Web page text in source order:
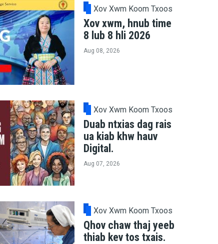
Xov Xwm Koom Txoos
Xov xwm, hnub time
8 lub 8 hli 2026
Aug 08, 2026
Xov Xwm Koom Txoos
Duab ntxias dag rais
ua kiab khw hauv
Digital.
Aug 07, 2026
Xov Xwm Koom Txoos
Qhov chaw thaj yeeb
thiab kev tos txais.